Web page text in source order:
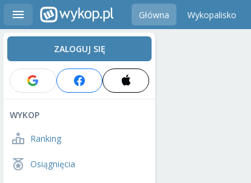
Główna Wykopalisko
ZALOGUJ SIĘ
WYKOP
Ranking
Osiągnięcia